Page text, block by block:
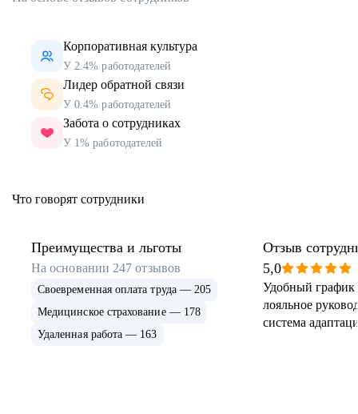
Корпоративная культура
У 2.4% работодателей
Лидер обратной связи
У 0.4% работодателей
Забота о сотрудниках
У 1% работодателей
Что говорят сотрудники
Преимущества и льготы
На основании 247 отзывов
Своевременная оплата труда — 205
Медицинское страхование — 178
Удаленная работа — 163
Отзыв
5,0
Удобный график
лояльное
система